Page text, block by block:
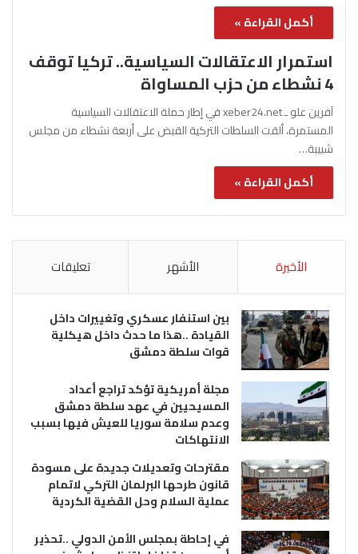
أكمل القراءة »
استمرار الاعتقالات السياسية.. تركيا توقف
4 نشطاء من حزب المساواة
آفرين علو ـ xeber24.net في إطار حملة الاعتقالات السياسية
المستمرة، ألقت السلطات التركية القبض على أربعة نشطاء من مجلس
شبيبة…
أكمل القراءة »
الأخيرة الأشهر تعليقات
بين استنفار عسكري وتغييرات داخل
القيادة ..هذا ما حدث داخل هيكلية
قوات سلطة دمشق
مجلة أمريكية تؤكد تراجع أعداد
المسيحيين في عهد سلطة دمشق
وعدم سلامة سوريا للعيش فيها بسبب
الانتهاكات
مقترحات وتعديلات جديدة على مسودة
قانون طرحها البرلمان التركي لاتمام
عملية السلام وحل القضية الكردية
في إحاطة بمجلس الأمن الدولي ..تحذير